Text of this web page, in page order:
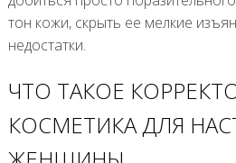
тон кожи, скрыть ее мелкие
недостатки.
ЧТО ТАКОЕ
КОСМЕТИКА ДЛЯ